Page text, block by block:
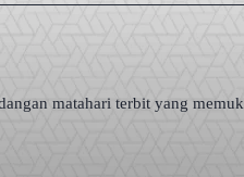
matahari terbit yang